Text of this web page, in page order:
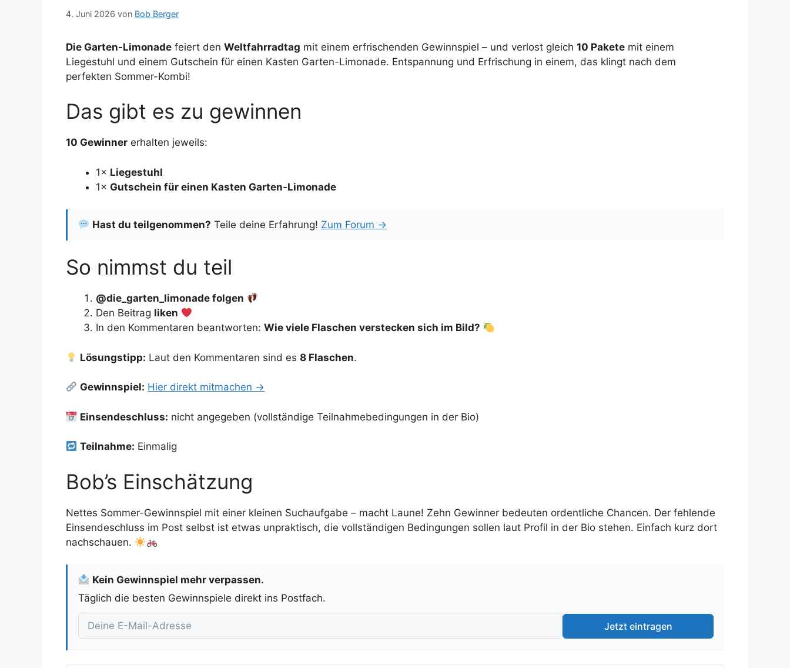
4. Juni 2026 von Bob Berger
Die Garten-Limonade feiert den Weltfahrradtag mit einem erfrischenden Gewinnspiel – und verlost gleich 10 Pakete mit einem
Liegestuhl und einem Gutschein für einen Kasten Garten-Limonade. Entspannung und Erfrischung in einem, das klingt nach dem
perfekten Sommer-Kombi!
Das gibt es zu gewinnen
10 Gewinner erhalten jeweils:
1× Liegestuhl
1× Gutschein für einen Kasten Garten-Limonade
Hast du teilgenommen? Teile deine Erfahrung! Zum Forum →
So nimmst du teil
@die_garten_limonade folgen
Den Beitrag liken
In den Kommentaren beantworten: Wie viele Flaschen verstecken sich im Bild?
Lösungstipp: Laut den Kommentaren sind es8 Flaschen.
Gewinnspiel: Hier direkt mitmachen →
Einsendeschluss: nicht angegeben (vollständige Teilnahmebedingungen in der Bio)
Teilnahme: Einmalig
Bob’s Einschätzung
Nettes Sommer-Gewinnspiel mit einer kleinen Suchaufgabe – macht Laune! Zehn Gewinner bedeuten ordentliche Chancen. Der fehlende
Einsendeschluss im Post selbst ist etwas unpraktisch, die vollständigen Bedingungen sollen laut Profil in der Bio stehen. Einfach kurz dort
nachschauen.
Kein Gewinnspiel mehr verpassen.
Täglich die besten Gewinnspiele direkt ins Postfach.
Jetzt eintragen